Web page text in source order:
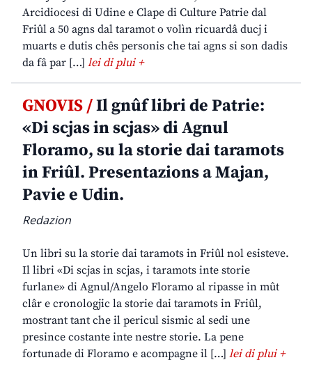
Arcidiocesi di Udine e Clape di Culture Patrie dal
Friûl a 50 agns dal taramot o volìn ricuardâ ducj i
muarts e dutis chês personis che tai agns si son dadis
da fâ par […] lei di plui +
GNOVIS /Il gnûf libri de Patrie:
«Di scjas in scjas» di Agnul
Floramo, su la storie dai taramots
in Friûl. Presentazions a Majan,
Pavie e Udin.
Redazion
Un libri su la storie dai taramots in Friûl nol esisteve.
Il libri «Di scjas in scjas, i taramots inte storie
furlane» di Agnul/Angelo Floramo al ripasse in mût
clâr e cronologjic la storie dai taramots in Friûl,
mostrant tant che il pericul sismic al sedi une
presince costante inte nestre storie. La pene
fortunade di Floramo e acompagne il […] lei di plui +